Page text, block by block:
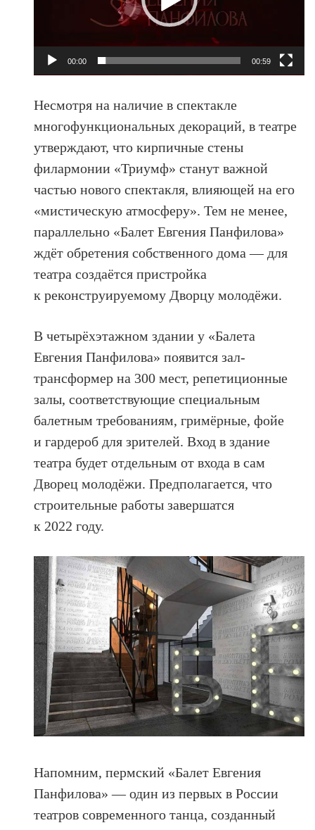
00:00 00:59
Несмотря на наличие в спектакле
многофункциональных декораций, в театре
утверждают, что кирпичные стены
филармонии «Триумф» станут важной
частью нового спектакля, влияющей на его
«мистическую атмосферу». Тем не менее,
параллельно «Балет Евгения Панфилова»
ждёт обретения собственного дома — для
театра создаётся пристройка
к реконструируемому Дворцу молодёжи.
В четырёхэтажном здании у «Балета
Евгения Панфилова» появится зал-
трансформер на 300 мест, репетиционные
залы, соответствующие специальным
балетным требованиям, гримёрные, фойе
и гардероб для зрителей. Вход в здание
театра будет отдельным от входа в сам
Дворец молодёжи. Предполагается, что
строительные работы завершатся
к 2022 году.
Напомним, пермский «Балет Евгения
Панфилова» — один из первых в России
театров современного танца, созданный